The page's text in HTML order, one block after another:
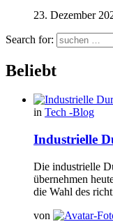
23. Dezember
Search for:
Beliebt
in Tech -Blog
Industrielle
Die industrielle
übernehmen
die Wahl des
von